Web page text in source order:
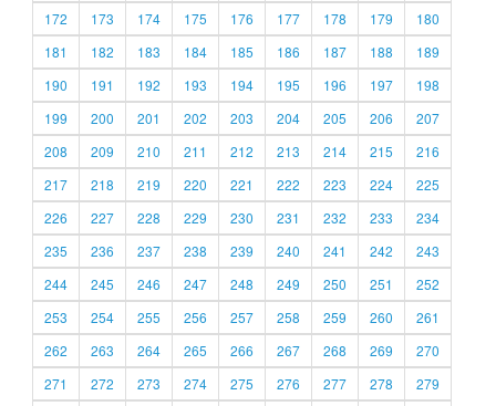
172
173 174 175 176 177 178 179
180
181
182 183 184 185 186 187 188
189
190
191 192 193 194 195 196 197
198
199
200 201 202 203 204 205 206
207
208
209 210 211 212 213 214 215
216
217
218 219 220 221 222 223 224
225
226
227 228 229 230 231 232 233
234
235
236 237 238 239 240 241 242
243
244
245 246 247 248 249 250 251
252
253
254 255 256 257 258 259 260
261
262
263 264 265 266 267 268 269
270
271
272 273 274 275 276 277 278
279